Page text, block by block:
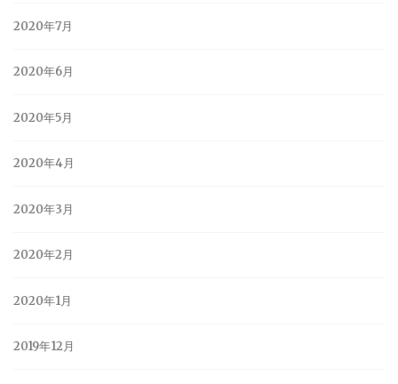
2020年7月
2020年6月
2020年5月
2020年4月
2020年3月
2020年2月
2020年1月
2019年12月